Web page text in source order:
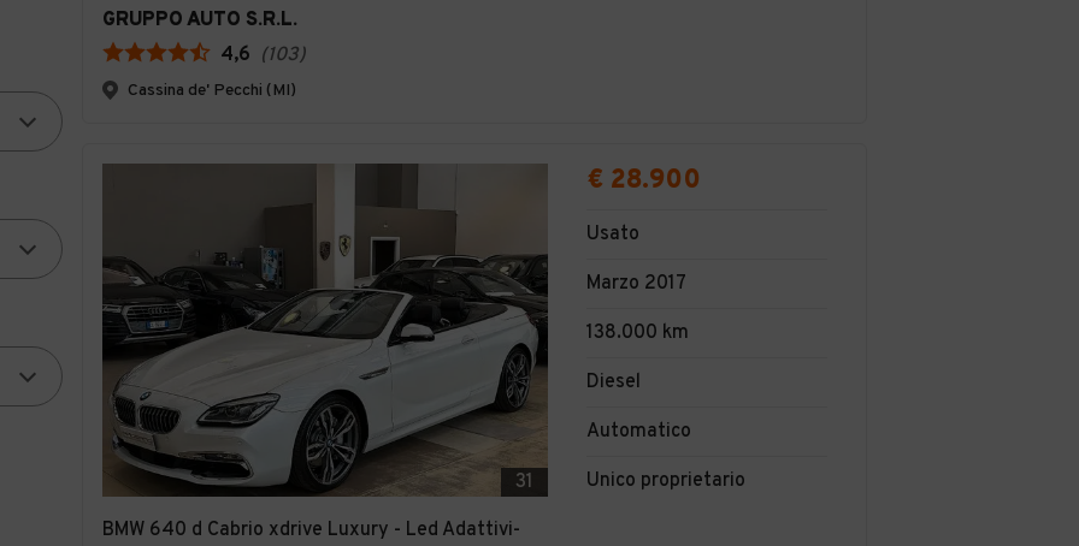
GRUPPO AUTO S.R.L.
4,6 (103)
Cassina de' Pecchi (MI)
31
BMW 640 d Cabrio xdrive Luxury - Led Adattivi-
€ 28.900
Usato
Marzo 2017
138.000 km
Diesel
Automatico
Unico proprietario